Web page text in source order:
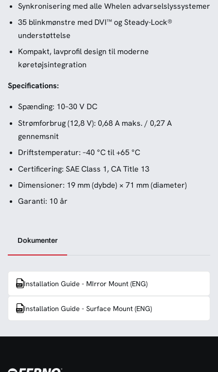
Synkronisering med alle Whelen advarselslyssystemer
35 blinkmønstre med DVI™ og Steady-Lock®
understøttelse
Kompakt, lavprofil design til moderne
køretøjsintegration
Specifications:
Spænding: 10–30 V DC
Strømforbrug (12,8 V): 0,68 A maks. / 0,27 A
gennemsnit
Driftstemperatur: –40 °C til +65 °C
Certificering: SAE Class 1, CA Title 13
Dimensioner: 19 mm (dybde) × 71 mm (diameter)
Garanti: 10 år
Dokumenter
Installation Guide - MIrror Mount (ENG)
Installation Guide - Surface Mount (ENG)